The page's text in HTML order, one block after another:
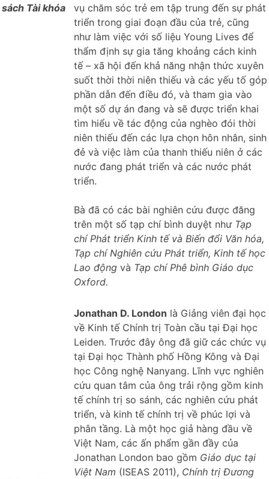
sách Tài khóa
vụ chăm sóc trẻ em tập trung đến sự phát
triển trong giai đoạn đầu của trẻ, cũng
như làm việc với số liệu Young Lives để
thẩm định sự gia tăng khoảng cách kinh
tế – xã hội đến khả năng nhận thức xuyên
suốt thời thời niên thiếu và các yếu tố góp
phần dẫn đến điều đó, và tham gia vào
một số dự án đang và sẽ được triển khai
tìm hiểu về tác động của nghèo đói thời
niên thiếu đến các lựa chọn hôn nhân, sinh
đẻ và việc làm của thanh thiếu niên ở các
nước đang phát triển và các nước phát
triển.
Bà đã có các bài nghiên cứu được đăng
trên một số tạp chí bình duyệt như Tạp
chí Phát triển Kinh tế và Biến đổi Văn hóa,
Tạp chí Nghiên cứu Phát triển, Kinh tế học
Lao động và Tạp chí Phê bình Giáo dục
Oxford.
Jonathan D. London là Giảng viên đại học
về Kinh tế Chính trị Toàn cầu tại Đại học
Leiden. Trước đây ông đã giữ các chức vụ
tại Đại học Thành phố Hồng Kông và Đại
học Công nghệ Nanyang. Lĩnh vực nghiên
cứu quan tâm của ông trải rộng gồm kinh
tế chính trị so sánh, các nghiên cứu phát
triển, và kinh tế chính trị về phúc lợi và
phân tầng. Là một học giả hàng đầu về
Việt Nam, các ấn phẩm gần đầy của
Jonathan London bao gồm Giáo dục tại
Việt Nam (ISEAS 2011), Chính trị Đương